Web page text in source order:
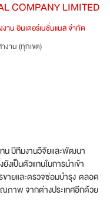
COMPANY LIMITED
น อินเตอร์เนชั่นแนล จำกัด
งาน (ทุกเขต)
น มีทีมงานวิจัยและพัฒนา
เป็นตัวแทนในการนำเข้า
ขายและตรวจซ่อมบำรุง ตลอด
ณภาพ จากต่างประเทศอีกด้วย